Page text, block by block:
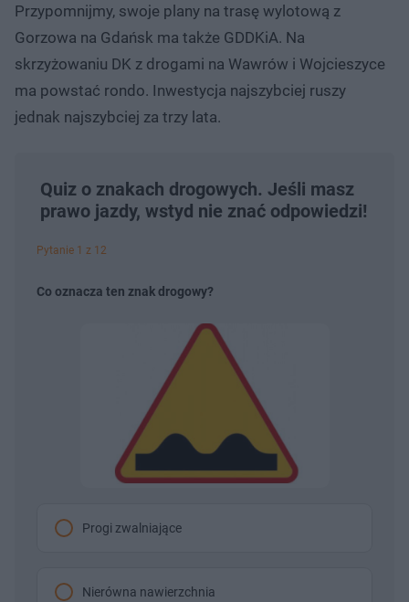
Przypomnijmy, swoje plany na trasę wylotową z
Gorzowa na Gdańsk ma także GDDKiA. Na
skrzyżowaniu DK z drogami na Wawrów i Wojcieszyce
ma powstać rondo. Inwestycja najszybciej ruszy
jednak najszybciej za trzy lata.
Quiz o znakach drogowych. Jeśli masz
prawo jazdy, wstyd nie znać odpowiedzi!
Pytanie 1 z 12
Co oznacza ten znak drogowy?
Progi zwalniające
Nierówna nawierzchnia